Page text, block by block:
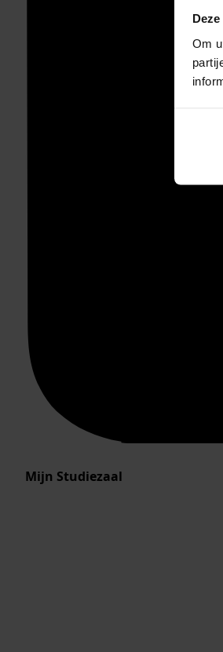
Om
Mijn Studiezaal